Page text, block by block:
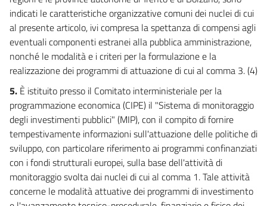
67
68
69
70
CAPO III
DISPOSIZIONI IN MATERIA DI TRATTAMENTO
DI FINE RAPPORTO
71
CAPO IV
DISPOSIZIONI FINALI
72
indicati le caratteristiche organizzative comuni dei nuclei di cui
al presente articolo, ivi compresa la spettanza di compensi agli
eventuali componenti estranei alla pubblica amministrazione,
nonché le modalità e i criteri per la formulazione e la
realizzazione dei programmi di attuazione di cui al comma 3. (4)
5. È istituito presso il Comitato interministeriale per la
programmazione economica (CIPE) il "Sistema di monitoraggio
degli investimenti pubblici" (MIP), con il compito di fornire
tempestivamente informazioni sull'attuazione delle politiche di
sviluppo, con particolare riferimento ai programmi confinanziati
con i fondi strutturali europei, sulla base dell'attività di
monitoraggio svolta dai nuclei di cui al comma 1. Tale attività
concerne le modalità attuative dei programmi di investimento